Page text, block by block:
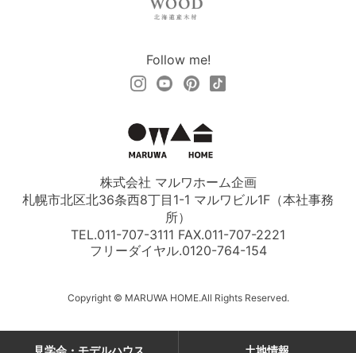
Follow me!
株式会社 マルワホーム企画
札幌市北区北36条西8丁目1-1 マルワビル1F（本社事務
所）
TEL.011-707-3111 FAX.011-707-2221
フリーダイヤル.0120-764-154
Copyright © MARUWA HOME.All Rights Reserved.
見学会・モデルハウス 土地情報